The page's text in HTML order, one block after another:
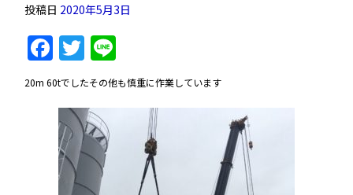
投稿日 2020年5月3日
Facebook
Twitter
20m 60tでしたその他も慎重に作業しています